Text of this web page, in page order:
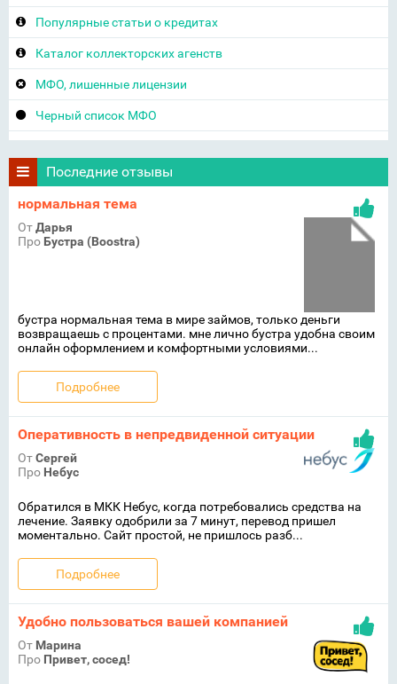
Популярные статьи о кредитах
Каталог коллекторских агенств
МФО, лишенные лицензии
Черный список МФО
Последние отзывы
нормальная тема
ОтДарья
Про Бустра (Boostra)
бустра нормальная тема в мире займов, только деньги
возвращаешь с процентами. мне лично бустра удобна своим
онлайн оформлением и комфортными условиями...
Подробнее
Оперативность в непредвиденной ситуации
ОтСергей
Про Небус
Обратился в МКК Небус, когда потребовались средства на
лечение. Заявку одобрили за 7 минут, перевод пришел
моментально. Сайт простой, не пришлось разб...
Подробнее
Удобно пользоваться вашей компанией
От Марина
Про Привет, сосед!